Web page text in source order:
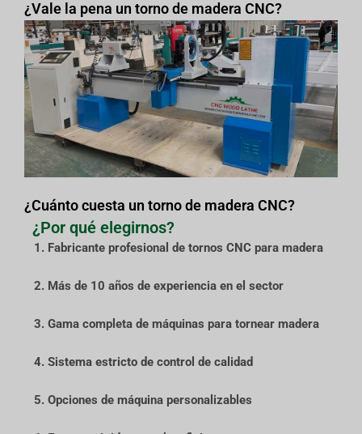
¿Vale la pena un torno de madera CNC?
¿Cuánto cuesta un torno de madera CNC?
¿Por qué elegirnos?
1. Fabricante profesional de tornos CNC para madera
2. Más de 10 años de experiencia en el sector
3. Gama completa de máquinas para tornear madera
4. Sistema estricto de control de calidad
5. Opciones de máquina personalizables